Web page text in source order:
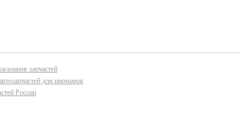
запчастей
для иномарок
России